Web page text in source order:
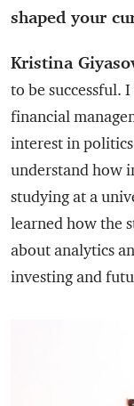
shaped your
Kristina
to be successful.
financial
interest in
understand how
studying at a
learned how the
about analytics
investing and